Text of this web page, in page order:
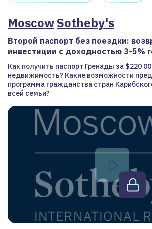
MoscowSotheby's
Второй паспорт без поездки:
инвестиции с доходностью 3-5%
Как получить паспорт Гренады за $220
недвижимость? Какие возможности
программа гражданства стран
всей семьи?